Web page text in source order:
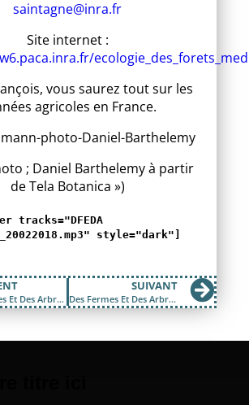
saintagne@inra.fr
Site internet :
vous saurez tout sur les
agricoles en France.
; Daniel Barthelemy à partir
de Tela Botanica »)
tracks="DFEDA
style="dark"]
Des Fermes Et Des Arbres Janvier 2018
SUIVANT
Des Fermes Et Des Arbres mars 2018